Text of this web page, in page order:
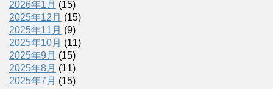
2026年1月 (15)
2025年12月 (15)
2025年11月 (9)
2025年10月 (11)
2025年9月 (15)
2025年8月 (11)
2025年7月 (15)